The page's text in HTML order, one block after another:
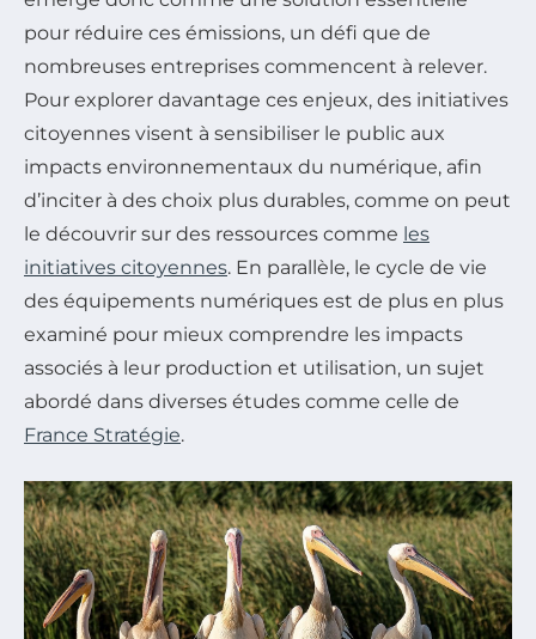
pour réduire ces émissions, un défi que de
nombreuses entreprises commencent à relever.
Pour explorer davantage ces enjeux, des initiatives
citoyennes visent à sensibiliser le public aux
impacts environnementaux du numérique, afin
d’inciter à des choix plus durables, comme on peut
le découvrir sur des ressources comme les
initiatives citoyennes. En parallèle, le cycle de vie
des équipements numériques est de plus en plus
examiné pour mieux comprendre les impacts
associés à leur production et utilisation, un sujet
abordé dans diverses études comme celle de
France Stratégie.